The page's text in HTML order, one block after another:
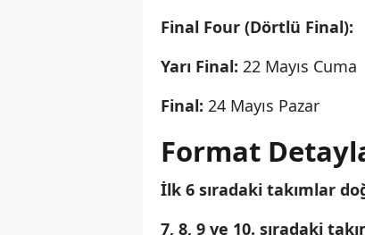
Final Four (Dörtlü Final):
Yarı Final: 22 Mayıs Cuma
Final: 24 Mayıs Pazar
Format
İlk 6 sıradaki takımlar
7, 8, 9 ve 10. sıradaki